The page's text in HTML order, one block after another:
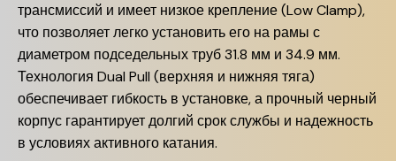
трансмиссий и имеет низкое крепление (Low Clamp),
что позволяет легко установить его на рамы с
диаметром подседельных труб 31.8 мм и 34.9 мм.
Технология Dual Pull (верхняя и нижняя тяга)
обеспечивает гибкость в установке, а прочный черный
корпус гарантирует долгий срок службы и надежность
в условиях активного катания.